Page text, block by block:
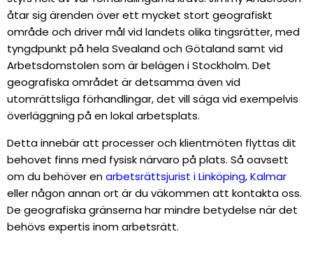
åtar sig ärenden över ett mycket stort geografiskt
område och driver mål vid landets olika tingsrätter, med
tyngdpunkt på hela Svealand och Götaland samt vid
Arbetsdomstolen som är belägen i Stockholm. Det
geografiska området är detsamma även vid
utomrättsliga förhandlingar, det vill säga vid exempelvis
överläggning på en lokal arbetsplats.
Detta innebär att processer och klientmöten flyttas dit
behovet finns med fysisk närvaro på plats. Så oavsett
om du behöver enarbetsrättsjurist i Linköping,Kalmar
eller någon annan ort är du väkommen att kontakta oss.
De geografiska gränserna har mindre betydelse när det
behövs expertis inom arbetsrätt.